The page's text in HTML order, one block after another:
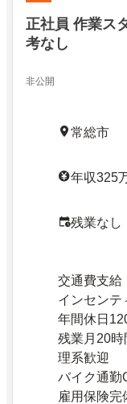
正社員 作業ス
考なし
非公開
常総市
年収325
残業なし
交通費支給
インセンテ
年間休日
残業月20時
理系歓迎
バイク通勤
雇用保険完